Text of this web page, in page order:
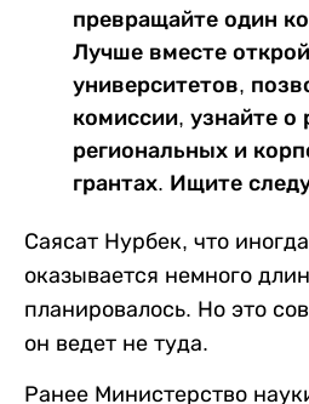
превращайте один
Лучше вместе
университетов,
комиссии, узнайте о
региональных и
грантах. Ищите
Саясат Нурбек, что
оказывается немного
планировалось. Но это
он ведет не туда.
Ранее Министерство